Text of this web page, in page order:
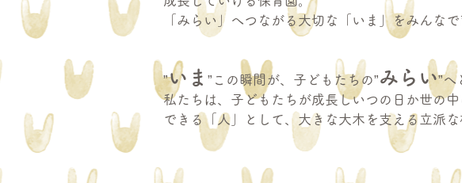
「みらい」​へつながる大切な「いま」をみんなで
”いま ”この瞬間が、子どもたちの”みらい”へ
私たちは、子どもたちが成長しいつの日か世の
できる「人」として、大きな大木を支える立派